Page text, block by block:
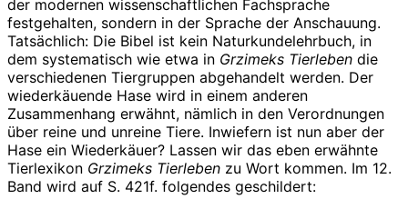
der modernen wissenschaftlichen Fachsprache
festgehalten, sondern in der Sprache der Anschauung.
Tatsächlich: Die Bibel ist kein Naturkundelehrbuch, in
dem systematisch wie etwa in Grzimeks Tierleben die
verschiedenen Tiergruppen abgehandelt werden. Der
wiederkäuende Hase wird in einem anderen
Zusammenhang erwähnt, nämlich in den Verordnungen
über reine und unreine Tiere. Inwiefern ist nun aber der
Hase ein Wiederkäuer? Lassen wir das eben erwähnte
Tierlexikon Grzimeks Tierleben zu Wort kommen. Im 12.
Band wird auf S. 421f. folgendes geschildert: